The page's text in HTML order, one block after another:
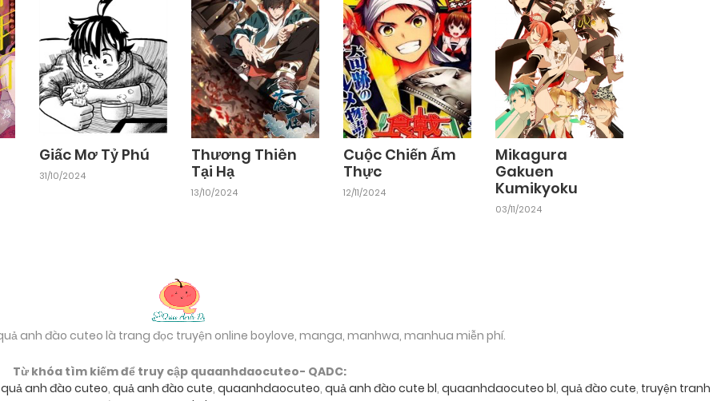
Chapter 1 25/09/2024
Giấc Mơ Tỷ Phú
31/10/2024
Thương Thiên
Tại Hạ
13/10/2024
Cuộc Chiến Ẩm
Thực
12/11/2024
Mikagura
Gakuen
Kumikyoku
03/11/2024
anh đào cuteo là trang đọc truyện online boylove, manga, manhwa, manhua miễn phí.
Từ khóa tìm kiếm để truy cập quaanhdaocuteo- QADC:
quả anh đào cuteo, quả anh đào cute, quaanhdaocuteo, quả anh đào cute bl, quaanhdaocuteo bl, quả đào cute, truyện tranh